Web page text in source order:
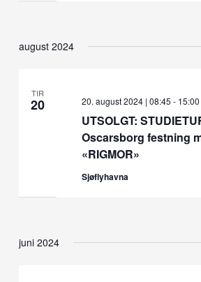
august 2024
TIR
20
UTSOLGT:
Oscarsborg festning
«RIGMOR»
20. august 2024 | 08:45 - 15:00
Sjøflyhavna
juni 2024